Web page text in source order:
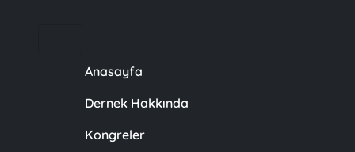
Anasayfa
Dernek Hakkında
Kongreler